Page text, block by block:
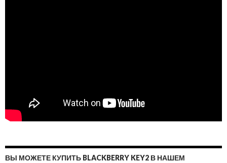
ВЫ МОЖЕТЕ КУПИТЬ BLACKBERRY KEY2 В НАШЕМ